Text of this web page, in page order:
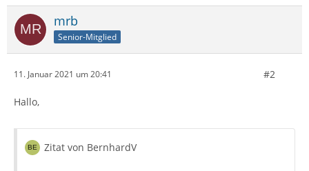
mrb
Senior-Mitglied
11. Januar 2021 um 20:41 #2
Hallo,
Zitat von BernhardV